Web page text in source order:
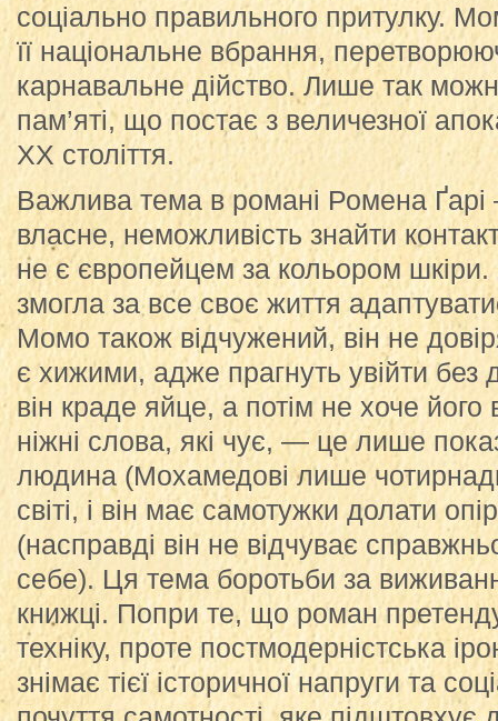
соціально правильного притулку.
її національне вбрання,
карнавальне дійство. Лише так
пам’яті, що постає з величезної
ХХ століття.
Важлива тема в романі Ромена Ґарі
власне, неможливість знайти
не є європейцем за кольором
змогла за все своє життя
Момо також відчужений, він не
є хижими, адже прагнуть увійти без
він краде яйце, а потім не хоче його
ніжні слова, які чує, — це лише
людина (Мохамедові лише
світі, і він має самотужки долати
(насправді він не відчуває
себе). Ця тема боротьби за
книжці. Попри те, що роман
техніку, проте постмодерністська
знімає тієї історичної напруги та